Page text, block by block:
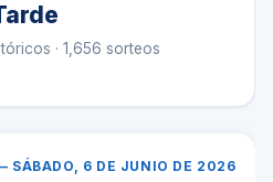
· 1,656 sorteos
SÁBADO, 6 DE JUNIO DE 2026